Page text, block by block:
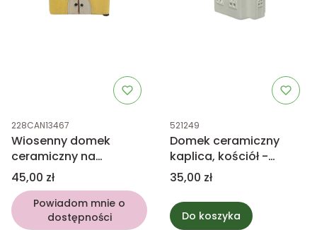
Kod produktu
228CAN13467
Wiosenny domek
ceramiczny na
świeczkę tealight
Cena
45,00 zł
Powiadom mnie o
dostępności
Kod produktu
521249
Domek ceramiczny
kaplica, kościół -
świecznik na tealight
16cm
Cena
35,00 zł
Do koszyka